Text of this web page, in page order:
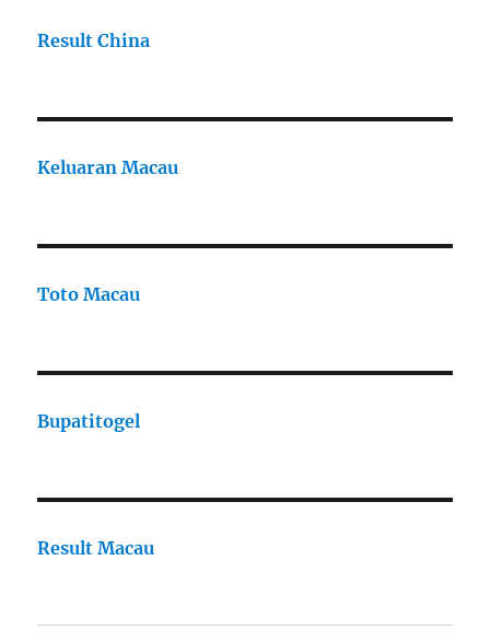
Result China
Keluaran Macau
Toto Macau
Bupatitogel
Result Macau